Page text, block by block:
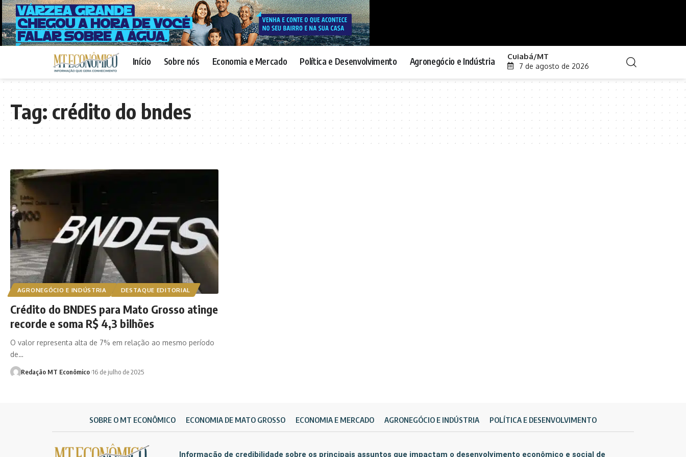
Início Sobre nós Economia e Mercado Política e Desenvolvimento Agronegócio e Indústria Cuiabá/MT
7 de agosto de 2026
Tag:crédito do bndes
AGRONEGÓCIO E INDÚSTRIA DESTAQUE EDITORIAL
Crédito do BNDES para Mato Grosso atinge
recorde e soma R$ 4,3 bilhões
O valor representa alta de 7% em relação ao mesmo período
de…
Redação MT Econômico 16 de julho de 2025
SOBRE O MT ECONÔMICO ECONOMIA DE MATO GROSSO ECONOMIA E MERCADO AGRONEGÓCIO E INDÚSTRIA POLÍTICA E DESENVOLVIMENTO
Informação de credibilidade sobre os principais assuntos que impactam o desenvolvimento econômico e social de